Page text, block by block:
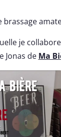
brassage
je
Jonas de Ma